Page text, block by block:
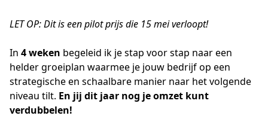
LET OP: Dit is een pilot prijs die 15 mei verloopt!
In 4 weken begeleid ik je stap voor stap naar een
helder groeiplan waarmee je jouw bedrijf op een
strategische en schaalbare manier naar het volgende
niveau tilt. En jij dit jaar nog je omzet kunt
verdubbelen!